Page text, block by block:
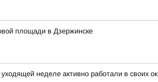
площади в Дзержинске
неделе активно работали в своих